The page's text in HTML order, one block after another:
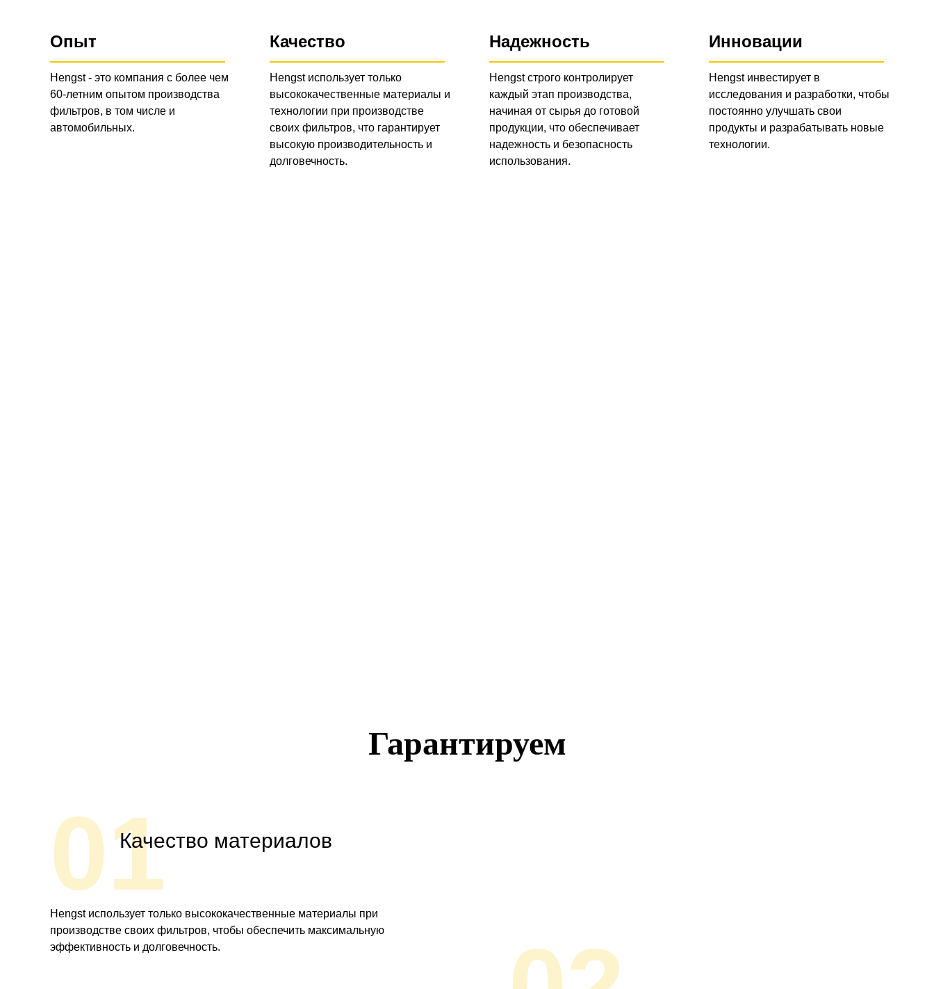
Опыт
Hengst - это компания с более чем
60-летним опытом производства
фильтров, в том числе и
автомобильных.
Качество Надежность
Hengst использует только
высококачественные материалы и
технологии при производстве
своих фильтров, что гарантирует
высокую производительность и
долговечность.
Инновации
Hengst строго контролирует
каждый этап производства,
начиная от сырья до готовой
продукции, что обеспечивает
надежность и безопасность
использования.
Hengst инвестирует в
исследования и разработки, чтобы
постоянно улучшать свои
продукты и разрабатывать новые
технологии.
Гарантируем
01Качество материалов
Hengst использует только высококачественные материалы при
производстве своих фильтров, чтобы обеспечить максимальную
эффективность и долговечность.